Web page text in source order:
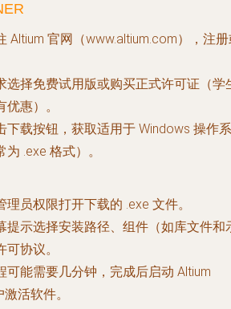
Altium 官网（www.altium.com），注
选择免费试用版或购买正式许可证（学
惠）。
下载按钮，获取适用于 Windows 操作系
.exe 格式）。
理员权限打开下载的 .exe 文件。
提示选择安装路径、组件（如库文件和
协议。
可能需要几分钟，完成后启动 Altium
活软件。